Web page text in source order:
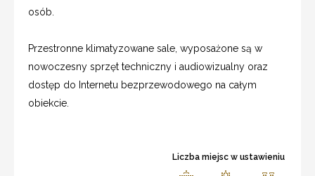
osób.
Przestronne klimatyzowane sale, wyposażone są w
nowoczesny sprzęt techniczny i audiowizualny oraz
dostęp do Internetu bezprzewodowego na całym
obiekcie.
Liczba miejsc w ustawieniu